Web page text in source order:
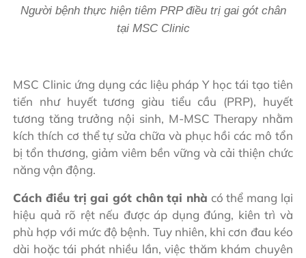
Người bệnh thực hiện tiêm PRP điều trị gai gót chân
tại MSC Clinic
MSC Clinic ứng dụng các liệu pháp Y học tái tạo tiên
tiến như huyết tương giàu tiểu cầu (PRP), huyết
tương tăng trưởng nội sinh, M-MSC Therapy nhằm
kích thích cơ thể tự sửa chữa và phục hồi các mô tổn
bị tổn thương, giảm viêm bền vững và cải thiện chức
năng vận động.
Cách điều trị gai gót chân tại nhà có thể mang lại
hiệu quả rõ rệt nếu được áp dụng đúng, kiên trì và
phù hợp với mức độ bệnh. Tuy nhiên, khi cơn đau kéo
dài hoặc tái phát nhiều lần, việc thăm khám chuyên